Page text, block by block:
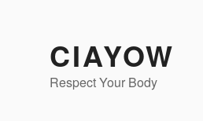
CIAYOW
Respect Your Body